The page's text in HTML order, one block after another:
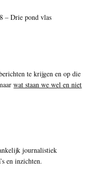
– Drie pond vlas
te krijgen en op die
wat staan we wel en niet
journalistiek
en inzichten.